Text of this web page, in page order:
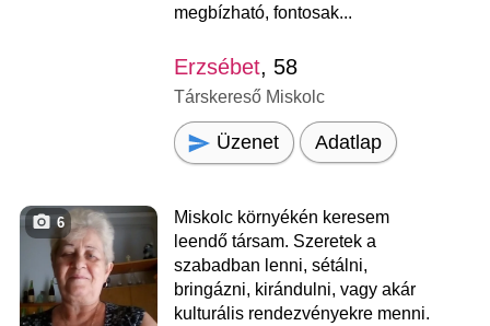
megbízható, fontosak...
Erzsébet, 58
Társkereső Miskolc
Üzenet Adatlap
6
Miskolc környékén keresem
leendő társam. Szeretek a
szabadban lenni, sétálni,
bringázni, kirándulni, vagy akár
kulturális rendezvényekre menni.